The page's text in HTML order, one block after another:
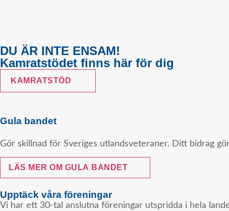
DU ÄR INTE ENSAM!
Kamratstödet finns här för dig
KAMRATSTÖD
Gula bandet
Gör skillnad för Sveriges utlandsveteraner. Ditt bidrag
LÄS MER OM GULA BANDET
Upptäck våra föreningar
Vi har ett 30-tal anslutna föreningar utspridda i hela